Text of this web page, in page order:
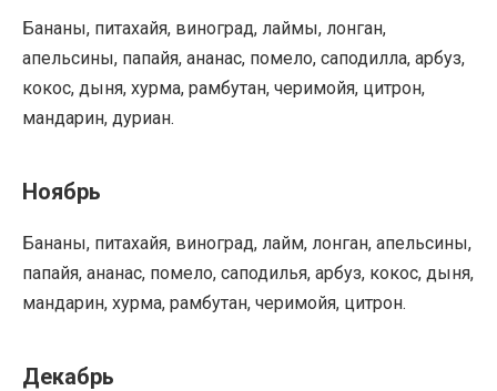
Бананы, питахайя, виноград, лаймы, лонган,
апельсины, папайя, ананас, помело, саподилла, арбуз,
кокос, дыня, хурма, рамбутан, черимойя, цитрон,
мандарин, дуриан.
Ноябрь
Бананы, питахайя, виноград, лайм, лонган, апельсины,
папайя, ананас, помело, саподилья, арбуз, кокос, дыня,
мандарин, хурма, рамбутан, черимойя, цитрон.
Декабрь